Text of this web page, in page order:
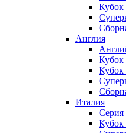
Англия
Кубок
Италия
Серия
Кубок